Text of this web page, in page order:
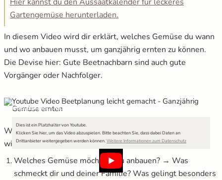
Gartengemüse herunterladen.
In diesem Video wird dir erklärt, welches Gemüse du wann
und wo anbauen musst, um ganzjährig ernten zu können.
Die Devise hier: Gute Beetnachbarn sind auch gute
Vorgänger oder Nachfolger.
Beetplanung leicht gemacht - Ganzjährig Gemüse ernten
Dies ist ein Platzhalter von Youtube.
Klicken Sie hier, um das Video abzuspielen.Bitte beachten Sie, dass dabei Daten an
Drittanbieter weitergegeben werden können.Weitere Informationen zum Datenschutz
Wir wollen dir am Beispiel eines Gemüsebeetes zeigen,
wie du beim Erstellen eines Pflanzplans vorgehst.
Welches Gemüse möchtest du anbauen? → Was
schmeckt dir und deiner Familie? Was gelingt besonders